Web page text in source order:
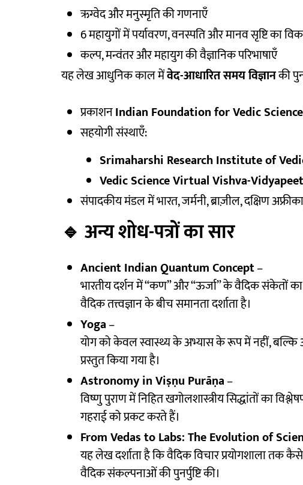
ऋग्वेद और मनुस्मृति की गणनाएँ
6 महायुगों में पर्यावरण, वनस्पति और मानव सृष्टि का
कल्प, मन्वंतर और महायुग की वैज्ञानिक परिभाषाएँ
यह लेख आधुनिक काल मेंवेद-आधारित समय विज्ञानकी
प्रकाशनIndian Foundation for Vedic Science
सहयोगी संस्थाएँ:
Srimaharshi Research Institute of
Vedic Science Virtual Vishva-
संपादकीय मंडल में भारत, जर्मनी, ब्राज़ील, दक्षिण
🔹 अन्य शोध-पत्रों का सार
Ancient Indian Quantum Concept–
भारतीय दर्शन में “कण” और “ऊर्जा” के वैदिक संकेतों
वैदिक तत्त्वज्ञान के बीच समानता दर्शाता है।
Yoga–
योग को केवल स्वास्थ्य के अभ्यास के रूप में नहीं, बल्कि
प्रस्तुत किया गया है।
Astronomy in Viṣṇu Purāṇa–
विष्णु पुराण में निहित खगोलशास्त्रीय सिद्धांतों का
गहराई को प्रकट करते हैं।
From Vedas to Labs: The Evolution of
यह लेख दर्शाता है कि वैदिक विचार प्रयोगशाला तक
वैदिक संकल्पनाओं की पुनर्पुष्टि की।